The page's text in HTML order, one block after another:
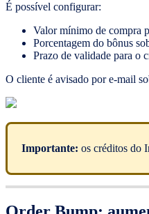
É possível configurar:
Valor mínimo de compra
Porcentagem do bônus
Prazo de validade para o
O cliente é avisado por e-mail
Importante: os créditos do